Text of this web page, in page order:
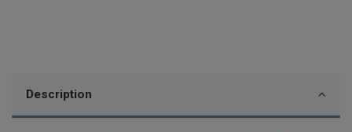
Description